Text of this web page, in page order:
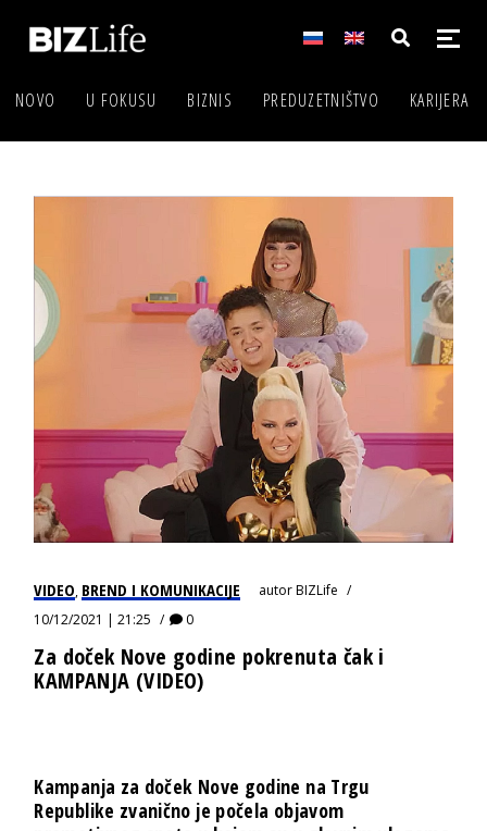
NOVO U FOKUSU BIZNIS PREDUZETNIŠTVO KARIJERA
VIDEO, BREND I KOMUNIKACIJE autorBIZLife
10/12/2021 | 21:25
0
Za doček Nove godine pokrenuta čak i
KAMPANJA (VIDEO)
Kampanja za doček Nove godine na Trgu
Republike zvanično je počela objavom